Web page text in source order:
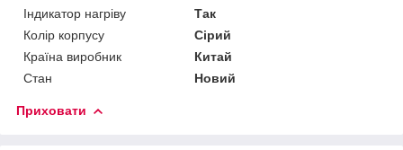
Індикатор нагріву
Так
Колір корпусу
Сірий
Країна виробник
Китай
Стан
Новий
Приховати